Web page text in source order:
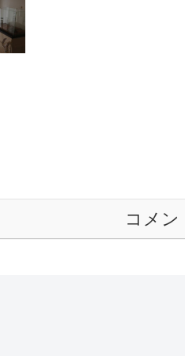
コメン